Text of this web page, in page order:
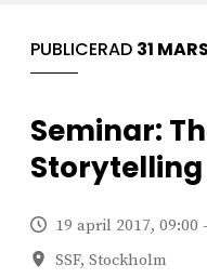
PUBLICERAD 31
Seminar:
Storytelling
19 april 2017, 09:00
SSF, Stockholm